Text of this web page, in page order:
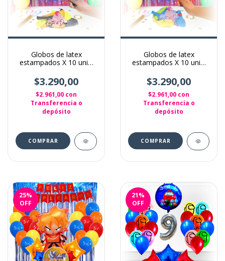
Globos de latex
estampados X 10 unid.
y naranja
$3.290,00
$2.961,00 con
Transferencia o
depósito
Globos de latex
estampados X 10 unid.
$3.290,00
$2.961,00 con
Transferencia o
depósito
25%
OFF
21%
OFF